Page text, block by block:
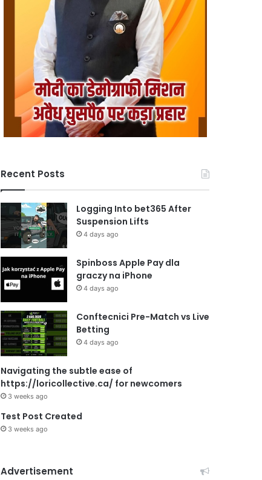
Recent Posts
Logging Into bet365 After
Suspension Lifts
4 days ago
Spinboss Apple Pay dla
graczy na iPhone
4 days ago
Conftecnici Pre-Match vs Live
Betting
4 days ago
Navigating the subtle ease of
https://loricollective.ca/ for newcomers
3 weeks ago
Test Post Created
3 weeks ago
Advertisement